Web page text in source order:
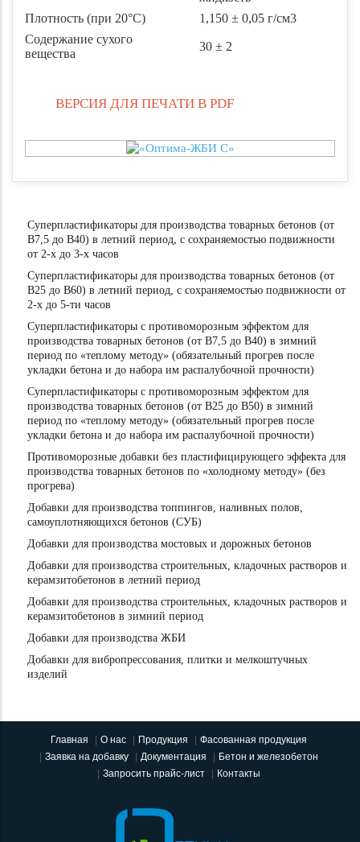
Плотность (при 20°С)
1,150 ± 0,05 г/см3
Содержание сухого
вещества
30 ± 2
ВЕРСИЯ ДЛЯ ПЕЧАТИ В PDF
Суперпластификаторы для производства товарных бетонов (от
В7,5 до В40) в летний период, с сохраняемостью подвижности
от 2-х до 3-х часов
Суперпластификаторы для производства товарных бетонов (от
В25 до В60) в летний период, с сохраняемостью подвижности от
2-х до 5-ти часов
Суперпластификаторы с противоморозным эффектом для
производства товарных бетонов (от В7,5 до В40) в зимний
период по «теплому методу» (обязательный прогрев после
укладки бетона и до набора им распалубочной прочности)
Суперпластификаторы с противоморозным эффектом для
производства товарных бетонов (от В25 до В50) в зимний
период по «теплому методу» (обязательный прогрев после
укладки бетона и до набора им распалубочной прочности)
Противоморозные добавки без пластифицирующего эффекта для
производства товарных бетонов по «холодному методу» (без
прогрева)
Добавки для производства топпингов, наливных полов,
самоуплотняющихся бетонов (СУБ)
Добавки для производства мостовых и дорожных бетонов
Добавки для производства строительных, кладочных растворов и
керамзитобетонов в летний период
Добавки для производства строительных, кладочных растворов и
керамзитобетонов в зимний период
Добавки для производства ЖБИ
Добавки для вибропрессования, плитки и мелкоштучных
изделий
Главная О нас Продукция
Фасованная продукция
Заявка на добавку
Документация
Бетон и железобетон
Запросить прайс-лист
Контакты